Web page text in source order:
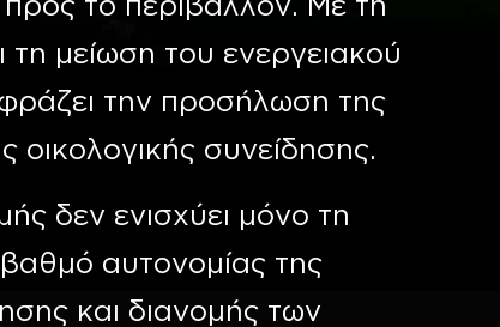
μείωση του ενεργειακού
την προσήλωση της
οικολογικής συνείδησης.
δεν ενισχύει μόνο τη
βαθμό αυτονομίας της
και διανομής των